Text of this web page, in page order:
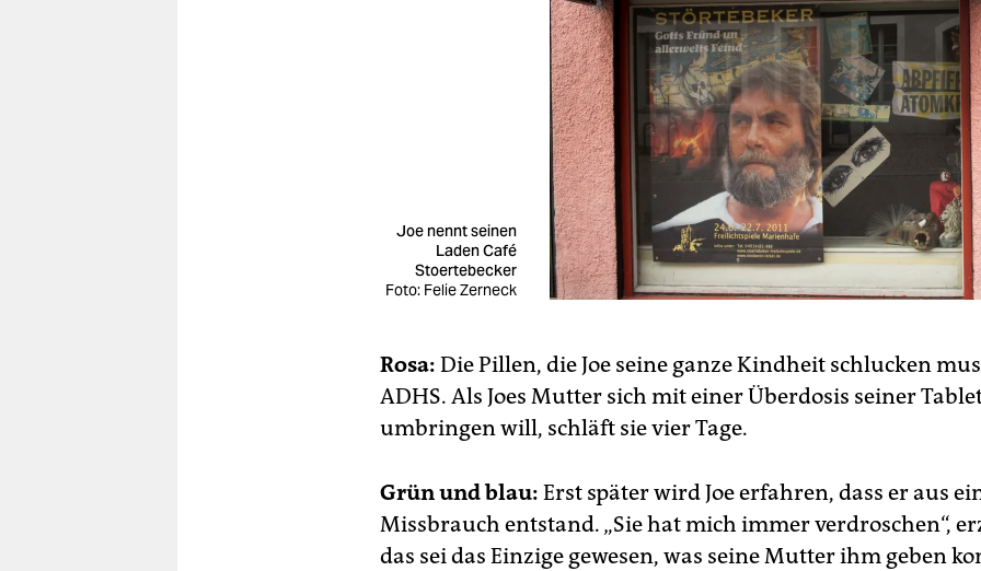
Joe nennt seinen
Laden Café
Stoertebecker
Foto: Felie Zerneck
Rosa: Die Pillen, die Joe seine ganze Kindheit schlucken
ADHS. Als Joes Mutter sich mit einer Überdosis seiner
umbringen will, schläft sie vier Tage.
Grün und blau: Erst später wird Joe erfahren, dass er aus
Missbrauch entstand. „Sie hat mich immer verdroschen“,
das sei das Einzige gewesen, was seine Mutter ihm geben